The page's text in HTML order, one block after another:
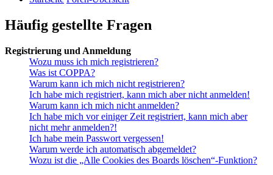
Häufig gestellte Fragen
Registrierung und Anmeldung
Wozu muss ich mich registrieren?
Was ist COPPA?
Warum kann ich mich nicht registrieren?
Ich habe mich registriert, kann mich aber nicht anmelden!
Warum kann ich mich nicht anmelden?
Ich habe mich vor einiger Zeit registriert, kann mich aber
nicht mehr anmelden?!
Ich habe mein Passwort vergessen!
Warum werde ich automatisch abgemeldet?
Wozu ist die „Alle Cookies des Boards löschen“-Funktion?